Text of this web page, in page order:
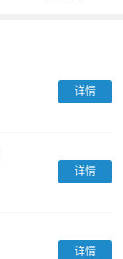
详情
详情
详情